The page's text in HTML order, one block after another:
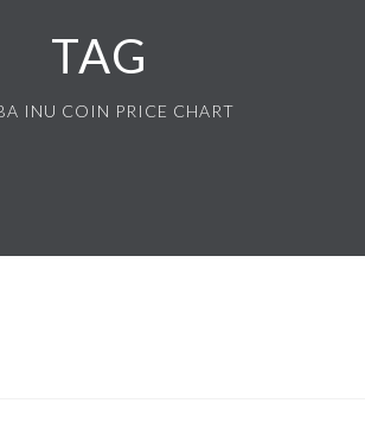
TAG
INU COIN PRICE CHART